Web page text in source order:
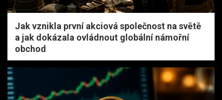
Jak vznikla první akciová společnost na světě
a jak dokázala ovládnout globální námořní
obchod